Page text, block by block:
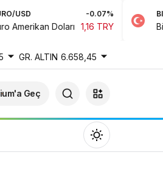
-0.07%
Doları 1,16 TRY
BIST
Bist
GR. ALTIN 6.658,45
Geç